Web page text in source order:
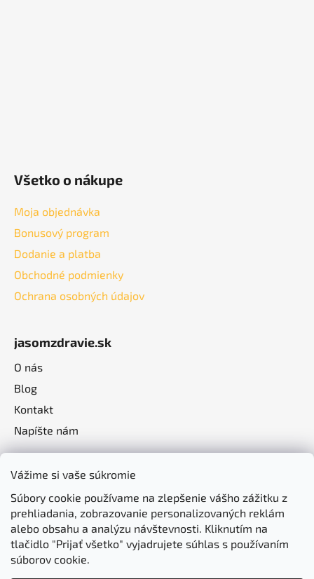
Vážime si vaše súkromie
Súbory cookie používame na zlepšenie vášho zážitku z
prehliadania, zobrazovanie personalizovaných reklám
alebo obsahu a analýzu návštevnosti. Kliknutím na
tlačidlo "Prijať všetko" vyjadrujete súhlas s používaním
súborov cookie.
Všetko o nákupe
Moja objednávka
Bonusový program
Dodanie a platba
Obchodné podmienky
Ochrana osobných údajov
jasomzdravie.sk
O nás
Blog
Kontakt
Napíšte nám